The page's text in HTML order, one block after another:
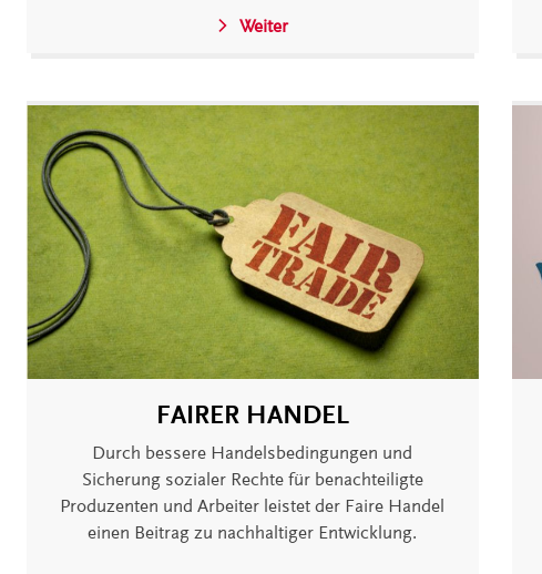
Weiter
FAIRER HANDEL
Durch bessere Handelsbedingungen und
Sicherung sozialer Rechte für benachteiligte
Produzenten und Arbeiter leistet der Faire Handel
einen Beitrag zu nachhaltiger Entwicklung.